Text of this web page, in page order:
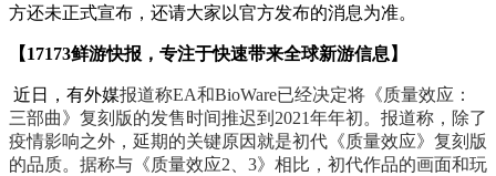
方还未正式宣布，还请大家以官方发布的消息为准。
【17173鲜游快报，专注于快速带来全球新游信息】
近日，有外媒报道称EA和BioWare已经决定将《质量效应：
三部曲》复刻版的发售时间推迟到2021年年初。 报道称，除了
疫情影响之外，延期的关键原因就是初代《质量效应》复刻版
的品质。据称与《质量效应2、3》相比，初代作品的画面和玩